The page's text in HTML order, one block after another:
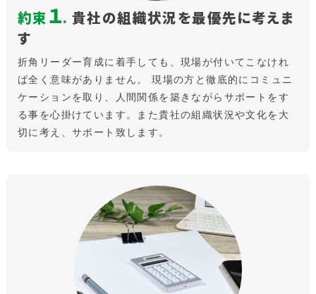
約束１. 貴社の組織状況を最優先に考えま
す
折角リーダー育成に着手しても、現場が付いてこなけれ
ば全く意味がありません。 現場の方と徹底的にコミュニ
ケーションを取り、人間関係を築きながらサポートをす
る事を心掛けています。また貴社の組織状況や文化を大
切に考え、サポート致します。